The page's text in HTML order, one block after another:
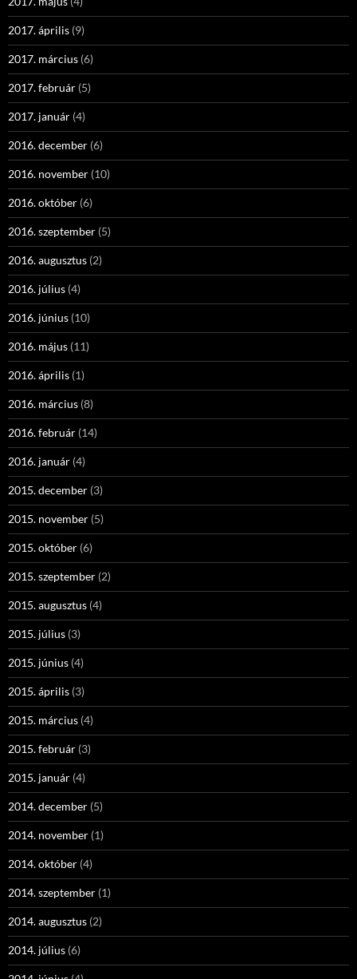
2017. április (9)
2017. március (6)
2017. február (5)
2017. január (4)
2016. december (6)
2016. november (10)
2016. október (6)
2016. szeptember (5)
2016. augusztus (2)
2016. július (4)
2016. június (10)
2016. május (11)
2016. április (1)
2016. március (8)
2016. február (14)
2016. január (4)
2015. december (3)
2015. november (5)
2015. október (6)
2015. szeptember (2)
2015. augusztus (4)
2015. július (3)
2015. június (4)
2015. április (3)
2015. március (4)
2015. február (3)
2015. január (4)
2014. december (5)
2014. november (1)
2014. október (4)
2014. szeptember (1)
2014. augusztus (2)
2014. július (6)